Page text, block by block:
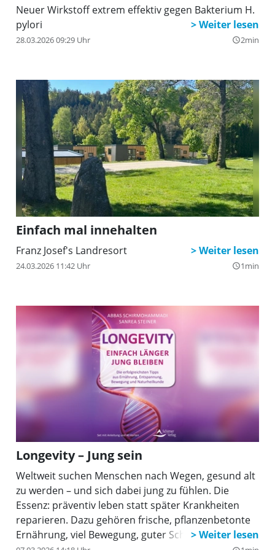
Neuer Wirkstoff extrem effektiv gegen Bakterium H.
pylori
28.03.2026 09:29 Uhr query_builder2min
Einfach mal innehalten
Franz Josef's Landresort
24.03.2026 11:42 Uhr query_builder1min
Longevity – Jung sein
Weltweit suchen Menschen nach Wegen, gesund alt
zu werden – und sich dabei jung zu fühlen. Die
Essenz: präventiv leben statt später Krankheiten
reparieren. Dazu gehören frische, pflanzenbetonte
Ernährung, viel Bewegung, guter Schlaf,